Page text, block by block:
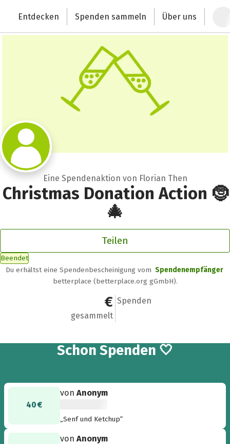
Deutschlands größte Spendenplattform
Entdecken Spenden sammeln Über uns
Eine Spendenaktion von Florian Then
Christmas Donation Action 🤶
🎄
Teilen
Beendet
Du erhältst eine Spendenbescheinigung vom Spendenempfänger
betterplace (betterplace.org gGmbH).
365 €
gesammelt
9
Spenden
Schon 9
Spenden 🤍
40 €
vonAnonym
„Senf und Ketchup“
vonAnonym